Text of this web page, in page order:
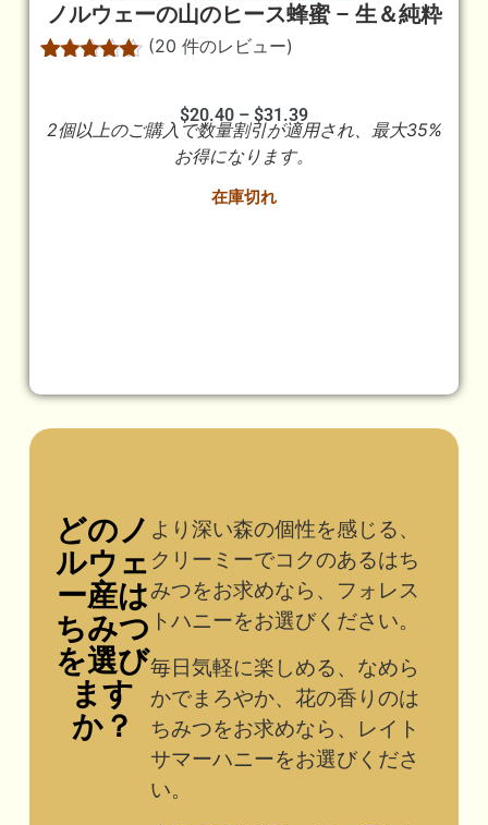
ノルウェーの山のヒース蜂蜜 – 生＆純粋
価のうち、
(20 件のレビュー)
$20.40 – $31.39
2個以上のご購入で数量割引が適用され、最大35%
お得になります。
在庫切れ
どのノ
ルウェ
ー産は
ちみつ
を選び
ます
か？
より深い森の個性を感じる、
クリーミーでコクのあるはち
みつをお求めなら、フォレス
トハニーをお選びください。
毎日気軽に楽しめる、なめら
かでまろやか、花の香りのは
ちみつをお求めなら、レイト
サマーハニーをお選びくださ
い。